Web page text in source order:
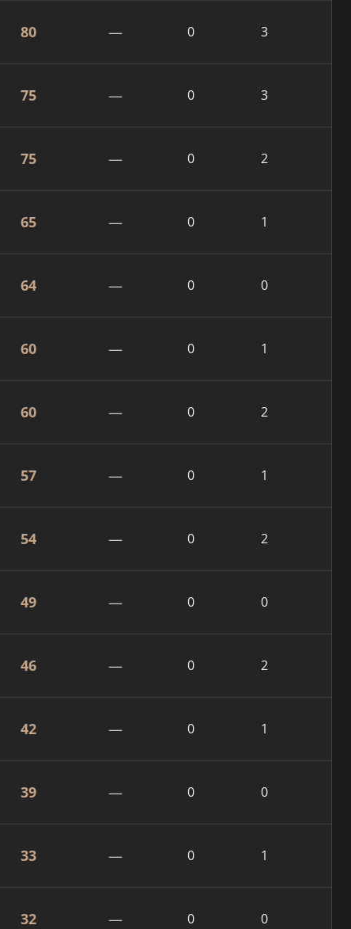
80 — 0 3
75 — 0 3
75 — 0 2
65 — 0 1
64 — 0 0
60 — 0 1
60 — 0 2
57 — 0 1
54 — 0 2
49 — 0 0
46 — 0 2
42 — 0 1
39 — 0 0
33 — 0 1
32 — 0 0